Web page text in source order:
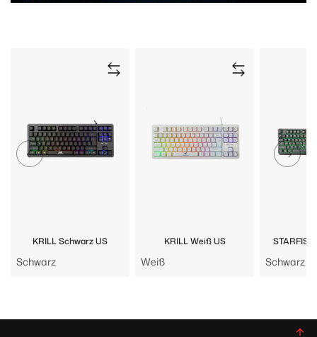
KRILL Schwarz US
Schwarz
KRILL Weiß US
Weiß Schwarz